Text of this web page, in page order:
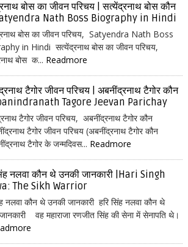
बोस का जीवन परिचय | सत्येंद्रनाथ बोस कौन
Nath Boss Biography in Hindi
बोस का जीवन परिचय, Satyendra Nath Boss
in Hindi सत्येंद्रनाथ बोस का जीवन परिचय,
बोस क... Readmore
टैगोर जीवन परिचय | अबनींद्रनाथ टैगोर कौन
Tagore Jeevan Parichay
टैगोर जीवन परिचय, अबनींद्रनाथ टैगोर कौन
टैगोर जीवन परिचय (अबनींद्रनाथ टैगोर कौन
टैगोर के जन्मदिवस... Readmore
नलवा कौन थे उनकी जानकारी |Hari Singh
The Sikh Warrior
नलवा कौन थे उनकी जानकारी हरि सिंह नलवा कौन थे
वह महाराजा रणजीत सिंह की सेना में सेनापति थे।